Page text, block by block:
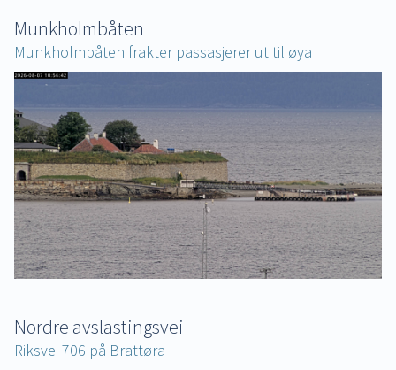
Munkholmbåten
Munkholmbåten frakter passasjerer ut til øya
Nordre avslastingsvei
Riksvei 706 på Brattøra